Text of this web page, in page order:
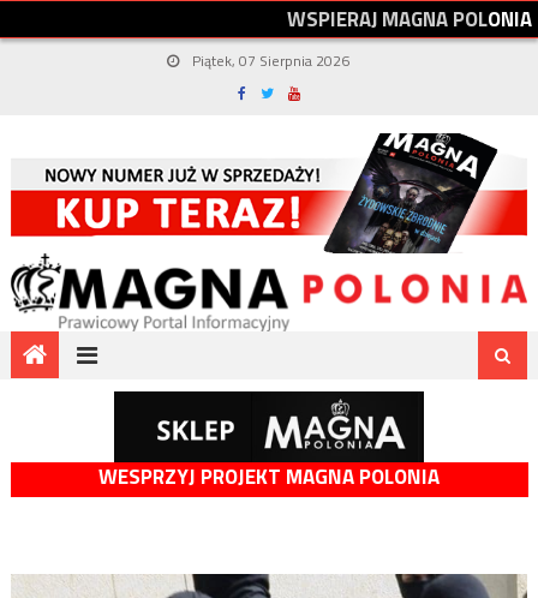
WSPIERAJMAGNAPOLONIA
Piątek, 07 Sierpnia 2026
WESPRZYJ PROJEKT MAGNA POLONIA